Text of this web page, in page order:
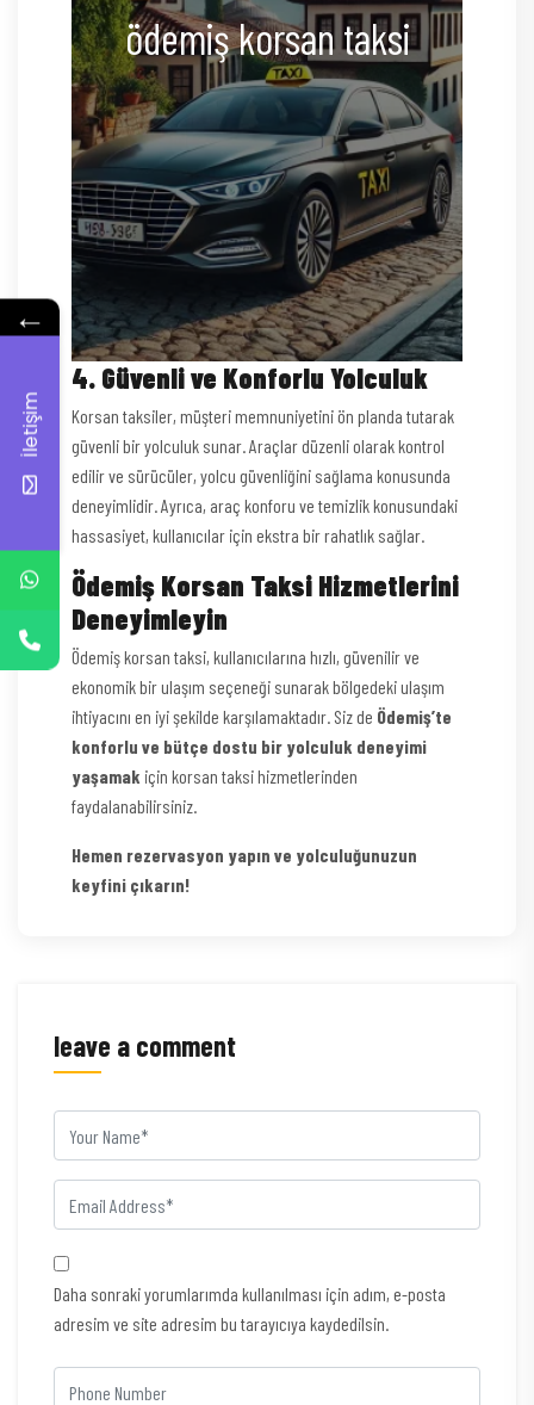
ödemiş korsan taksi
4. Güvenli ve Konforlu Yolculuk
Korsan taksiler, müşteri memnuniyetini ön planda tutarak
güvenli bir yolculuk sunar. Araçlar düzenli olarak kontrol
edilir ve sürücüler, yolcu güvenliğini sağlama konusunda
deneyimlidir. Ayrıca, araç konforu ve temizlik konusundaki
hassasiyet, kullanıcılar için ekstra bir rahatlık sağlar.
Ödemiş Korsan Taksi Hizmetlerini
Deneyimleyin
Ödemiş korsan taksi, kullanıcılarına hızlı, güvenilir ve
ekonomik bir ulaşım seçeneği sunarak bölgedeki ulaşım
ihtiyacını en iyi şekilde karşılamaktadır. Siz de Ödemiş’te
konforlu ve bütçe dostu bir yolculuk deneyimi
yaşamak için korsan taksi hizmetlerinden
faydalanabilirsiniz.
Hemen rezervasyon yapın ve yolculuğunuzun
keyfini çıkarın!
leave a comment
Daha sonraki yorumlarımda kullanılması için adım, e-posta
adresim ve site adresim bu tarayıcıya kaydedilsin.
←
İletişim